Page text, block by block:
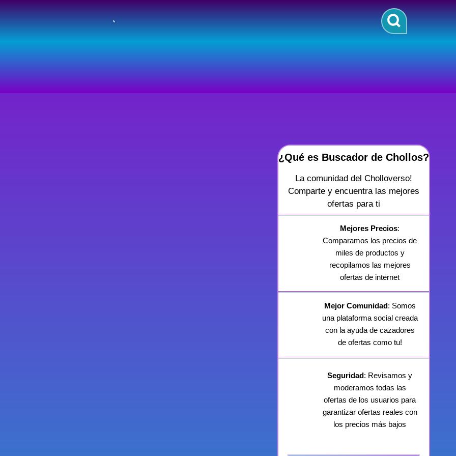
¿Qué es Buscador de Chollos?
La comunidad del Cholloverso!
Comparte y encuentra las mejores
ofertas para ti
Mejores Precios:
Comparamos los precios de
miles de productos y
recopilamos las mejores
ofertas de internet
Mejor Comunidad: Somos
una plataforma social creada
con la ayuda de cazadores
de ofertas como tu!
Seguridad: Revisamos y
moderamos todas las
ofertas de los usuarios para
garantizar ofertas reales con
los precios más bajos